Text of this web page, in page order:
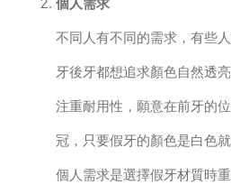
不同人有不同的需求，有些
牙後牙都想追求顏色自然透
注重耐用性，願意在前牙的
冠，只要假牙的顏色是白色就
個人需求是選擇假牙材質時